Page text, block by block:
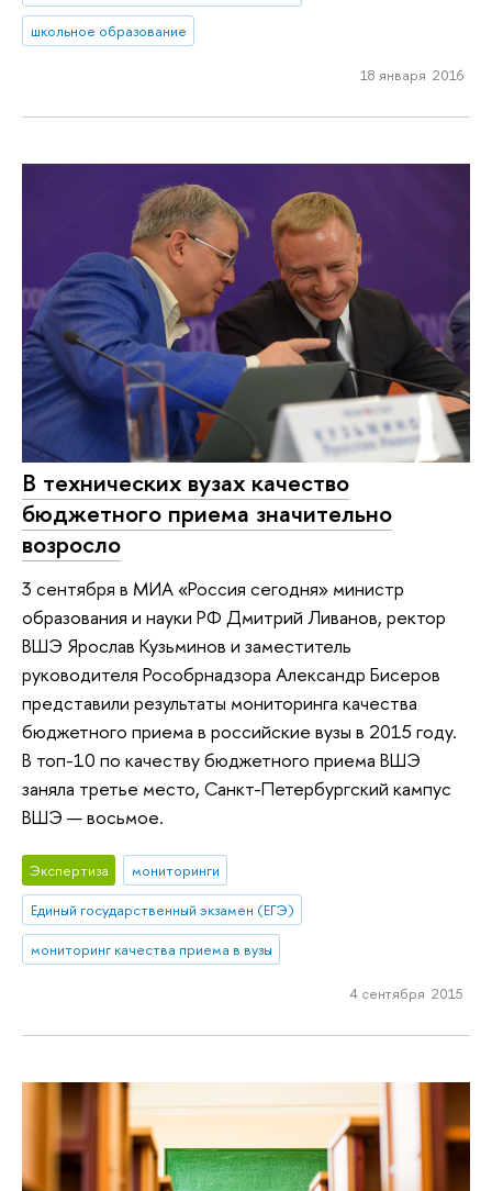
школьное образование
18 января 2016
В технических вузах качество
бюджетного приема значительно
возросло
3 сентября в МИА «Россия сегодня» министр
образования и науки РФ Дмитрий Ливанов, ректор
ВШЭ Ярослав Кузьминов и заместитель
руководителя Рособрнадзора Александр Бисеров
представили результаты мониторинга качества
бюджетного приема в российские вузы в 2015 году.
В топ-10 по качеству бюджетного приема ВШЭ
заняла третье место, Санкт-Петербургский кампус
ВШЭ — восьмое.
Экспертиза
мониторинги
Единый государственный экзамен (ЕГЭ)
мониторинг качества приема в вузы
4 сентября 2015